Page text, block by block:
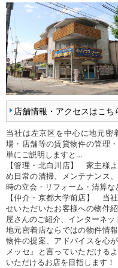
店舗情報・アクセスはこち
当社は左京区を中心に地元
場・店舗等の賃貸物件の管理
単にご説明しますと…
【管理・北白川店】 家主様
め日常の清掃、メンテナンス
時の立会・リフォーム・清算な
【仲介・京都大学前店】 当
せいただいたお客様への物件
屋さんのご紹介、インターネッ
地元密着店ならではの物件情
物件の提案、アドバイスを心
メッセ』と言っていただける
いただけるお店を目指します！